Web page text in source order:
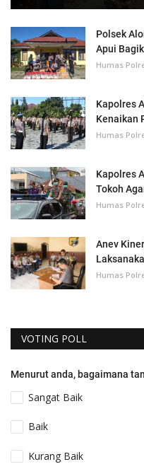
Polsek
Apui
Humas
Kapolres
Kenaikan
Humas
Kapolres
Tokoh
Humas
Anev
Humas
VOTING POLL
Menurut anda, bagaimana
Sangat Baik
Baik
Kurang Baik